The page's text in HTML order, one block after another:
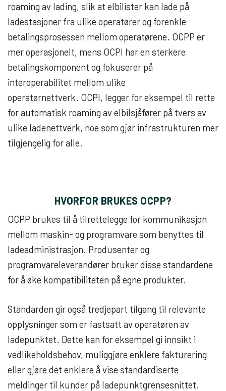
roaming av lading, slik at elbilister kan lade på
ladestasjoner fra ulike operatører og forenkle
betalingsprosessen mellom operatørene. OCPP er
mer operasjonelt, mens OCPI har en sterkere
betalingskomponent og fokuserer på
interoperabilitet mellom ulike
operatørnettverk. OCPI, legger for eksempel til rette
for automatisk roaming av elbilsjåfører på tvers av
ulike ladenettverk, noe som gjør infrastrukturen mer
tilgjengelig for alle.
HVORFOR BRUKES OCPP?
OCPP brukes til å tilrettelegge for kommunikasjon
mellom maskin- og programvare som benyttes til
ladeadministrasjon. Produsenter og
programvareleverandører bruker disse standardene
for å øke kompatibiliteten på egne produkter.
Standarden gir også tredjepart tilgang til relevante
opplysninger som er fastsatt av operatøren av
ladepunktet. Dette kan for eksempel gi innsikt i
vedlikeholdsbehov, muliggjøre enklere fakturering
eller gjøre det enklere å vise standardiserte
meldinger til kunder på ladepunktgrensesnittet.